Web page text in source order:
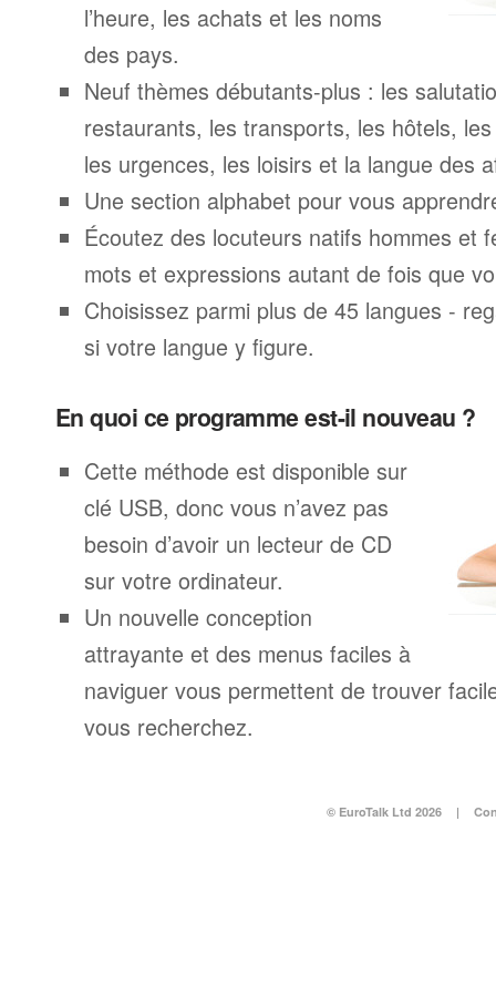
l’heure, les achats et les noms
des pays.
Neuf thèmes débutants-plus : les
restaurants, les transports, les hôtels,
les urgences, les loisirs et la langue des
Une section alphabet pour vous
Écoutez des locuteurs natifs hommes et
mots et expressions autant de fois que
Choisissez parmi plus de 45 langues -
si votre langue y figure.
En quoi ce programme est-il nouveau ?
Cette méthode est disponible sur
clé USB, donc vous n’avez pas
besoin d’avoir un lecteur de CD
sur votre ordinateur.
Un nouvelle conception
attrayante et des menus faciles à
naviguer vous permettent de trouver
vous recherchez.
© EuroTalk Ltd 2026 |